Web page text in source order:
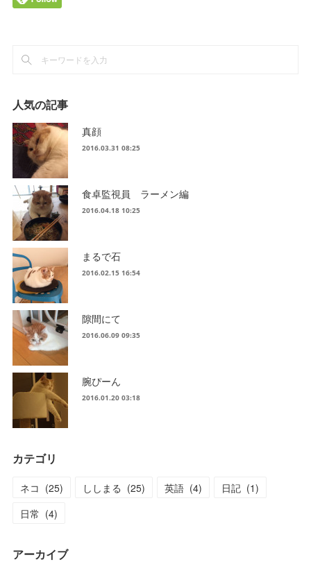
人気の記事
真顔
2016.03.31 08:25
食卓監視員 ラーメン編
2016.04.18 10:25
まるで石
2016.02.15 16:54
隙間にて
2016.06.09 09:35
腕ぴーん
2016.01.20 03:18
カテゴリ
ネコ (25) ししまる (25) 英語 (4) 日記 (1)
日常 (4)
アーカイブ